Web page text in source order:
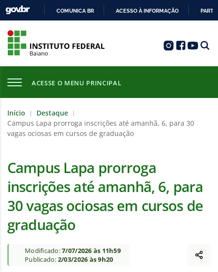
COMUNICA BR ACESSO À INFORMAÇÃO
ACESSE O MENU PRINCIPAL
Início | Destaque |
Campus Lapa prorroga inscrições até amanhã, 6, para 30
vagas ociosas em cursos de graduação
Campus Lapa prorroga
inscrições até amanhã, 6, para
30 vagas ociosas em cursos de
graduação
Modificado:7/07/2026 às 11h59
Publicado: 2/03/2026 às 9h20